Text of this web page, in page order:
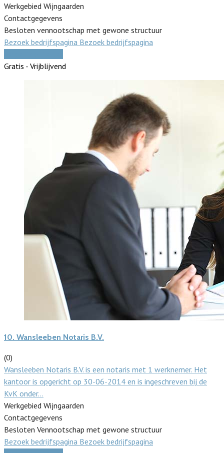
Werkgebied Wijngaarden
Contactgegevens
Besloten vennootschap met gewone structuur
Bezoek bedrijfspagina Bezoek bedrijfspagina
Gratis - Vrijblijvend
10. Wansleeben Notaris B.V.
(0)
Wansleeben Notaris B.V. is een notaris met 1 werknemer. Het
kantoor is opgericht op 30-06-2014 en is ingeschreven bij de
KvK onder…
Werkgebied Wijngaarden
Contactgegevens
Besloten Vennootschap met gewone structuur
Bezoek bedrijfspagina Bezoek bedrijfspagina